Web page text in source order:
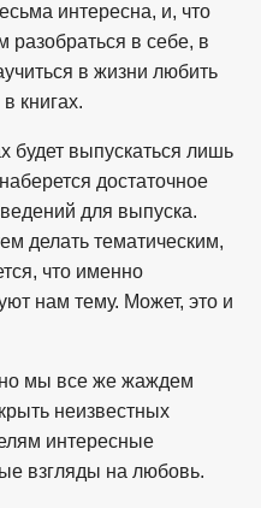
интересна, и, что
в себе, в
в жизни любить
книгах.
выпускаться лишь
достаточное
для выпуска.
делать тематическим,
что именно
нам тему. Может, это и
мы все же жаждем
неизвестных
интересные
взгляды на любовь.